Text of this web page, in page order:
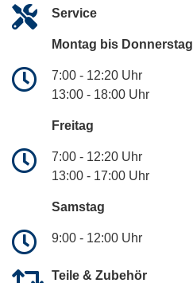
Service
Montag bis Donnerstag
7:00 - 12:20 Uhr
13:00 - 18:00 Uhr
Freitag
7:00 - 12:20 Uhr
13:00 - 17:00 Uhr
Samstag
9:00 - 12:00 Uhr
Teile & Zubehör